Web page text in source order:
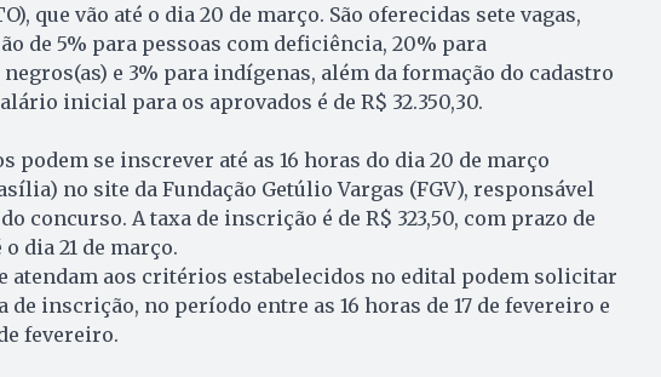
que vão até o dia 20 de março. São oferecidas sete vagas,
de 5% para pessoas com deficiência, 20% para
e 3% para indígenas, além da formação do cadastro
inicial para os aprovados é de R$ 32.350,30.
podem se inscrever até as 16 horas do dia 20 de março
no site da Fundação Getúlio Vargas (FGV), responsável
concurso. A taxa de inscrição é de R$ 323,50, com prazo de
dia 21 de março.
atendam aos critérios estabelecidos no edital podem solicitar
de inscrição, no período entre as 16 horas de 17 de fevereiro e
fevereiro.